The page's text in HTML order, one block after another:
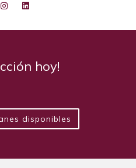
hoy!
disponibles